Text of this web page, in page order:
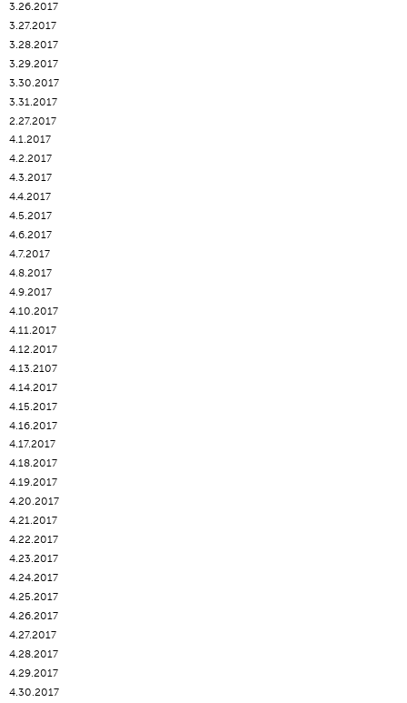
3.26.2017
3.27.2017
3.28.2017
3.29.2017
3.30.2017
3.31.2017
2.27.2017
4.1.2017
4.2.2017
4.3.2017
4.4.2017
4.5.2017
4.6.2017
4.7.2017
4.8.2017
4.9.2017
4.10.2017
4.11.2017
4.12.2017
4.13.2107
4.14.2017
4.15.2017
4.16.2017
4.17.2017
4.18.2017
4.19.2017
4.20.2017
4.21.2017
4.22.2017
4.23.2017
4.24.2017
4.25.2017
4.26.2017
4.27.2017
4.28.2017
4.29.2017
4.30.2017